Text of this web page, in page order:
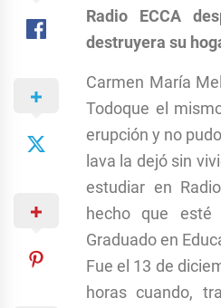
Radio ECCA
destruyera su
Carmen María
Todoque el
erupción y no
lava la dejó sin
estudiar en
hecho que esté
Graduado en
Fue el 13 de
horas cuando,